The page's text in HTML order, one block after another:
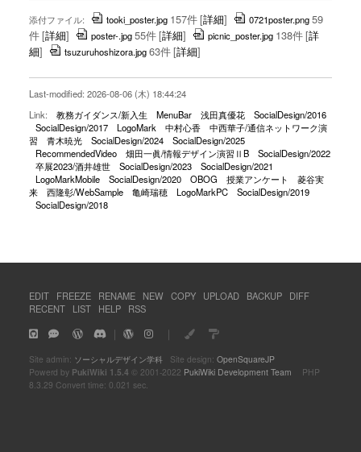
添付ファイル: tooki_poster.jpg 157件[詳細] 0721poster.png59
件[詳細] poster-.jpg55件[詳細] picnic_poster.jpg 138件[詳
細] tsuzuruhoshizora.jpg63件[詳細]
Last-modified: 2026-08-06 (木) 18:44:24
Link:
教務ガイダンス/新入生 MenuBar 浅田真優花
SocialDesign/2016
SocialDesign/2017
LogoMark 中村心香
中西華子/通信ネットワーク演
習
青木暁光 SocialDesign/2024
SocialDesign/2025
RecommendedVideo
畑田一眞/情報デザイン演習ⅡB
SocialDesign/2022
卒展2023/酒井雄世
SocialDesign/2023
SocialDesign/2021
LogoMarkMobile
SocialDesign/2020 OBOG 授業アンケート
菱谷実
来
西隆彰/WebSample 亀崎瑞穂 LogoMarkPC
SocialDesign/2019
SocialDesign/2018
EDIT FREEZE RENAME NEW COPY UPLOAD BACKUP
DIFF
RECENT
LIST HELP RSS
｜ ｜
Site admin: ソーシャルデザイン学科Site design: OpenSquareJP
Powerd by PukiWiki 1.5.4 © 2001-2022 PukiWiki Development Team PHP
8.3.29 Convert time: 0.021 sec.